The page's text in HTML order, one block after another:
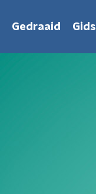
Gedraaid Gids